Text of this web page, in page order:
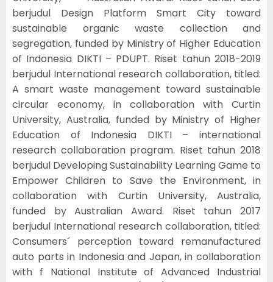
berjudul Design Platform Smart City toward
sustainable organic waste collection and
segregation, funded by Ministry of Higher Education
of Indonesia DIKTI – PDUPT. Riset tahun 2018-2019
berjudul International research collaboration, titled:
A smart waste management toward sustainable
circular economy, in collaboration with Curtin
University, Australia, funded by Ministry of Higher
Education of Indonesia DIKTI – international
research collaboration program. Riset tahun 2018
berjudul Developing Sustainability Learning Game to
Empower Children to Save the Environment, in
collaboration with Curtin University, Australia,
funded by Australian Award. Riset tahun 2017
berjudul International research collaboration, titled:
Consumers´ perception toward remanufactured
auto parts in Indonesia and Japan, in collaboration
with f National Institute of Advanced Industrial